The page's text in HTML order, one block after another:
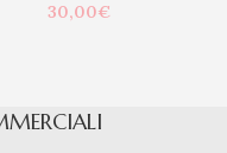
30,00€